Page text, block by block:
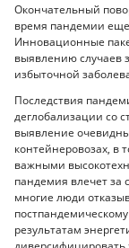
Окончательный
время пандемии
Инновационные
выявлению случаев
избыточной
Последствия
деглобализации со
выявление
контейнеровозах, в
важными
пандемия влечет за
многие люди
результатам